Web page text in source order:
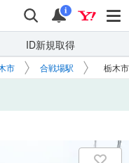
検索 通知
i
ID新規取得
市 合戦場駅 栃木